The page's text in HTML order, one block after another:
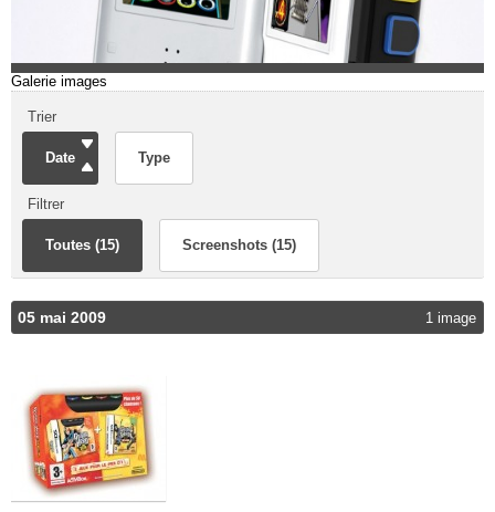
Galerie images
Trier
Date Type
Filtrer
Toutes (15) Screenshots (15)
05 mai 2009 1 image